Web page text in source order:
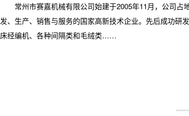
常州市赛嘉机械有限公司始建于2005年11月，公司占
发、生产、销售与服务的国家高新技术企业。先后成功研
床经编机、各种间隔类和毛绒类……